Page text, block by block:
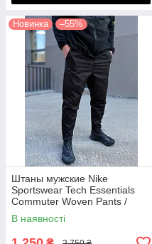
Новинка –55%
Штаны мужские Nike
Sportswear Tech Essentials
Commuter Woven Pants /
DH4225-010
В наявності